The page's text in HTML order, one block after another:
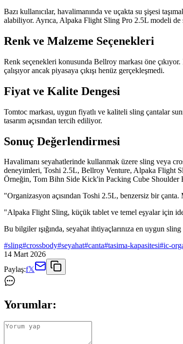
Bazı kullanıcılar, havalimanında ve uçakta su şişesi
alabiliyor. Ayrıca, Alpaka Flight Sling Pro 2.5L modeli de
Renk ve Malzeme Seçenekleri
Renk seçenekleri konusunda Bellroy markası öne
çalışıyor ancak piyasaya çıkışı henüz gerçekleşmedi.
Fiyat ve Kalite Dengesi
Tomtoc markası, uygun fiyatlı ve kaliteli sling çantalar
tasarım açısından tercih ediliyor.
Sonuç Değerlendirmesi
Havalimanı seyahatlerinde kullanmak üzere sling veya
deneyimleri, Toshi 2.5L, Bellroy Venture, Alpaka Flight
Örneğin, Tom Bihn Side Kick'in Packing Cube Shoulder
"Organizasyon açısından Toshi 2.5L, benzersiz bir
"Alpaka Flight Sling, küçük tablet ve temel eşyalar için
Bu bilgiler ışığında, seyahat ihtiyaçlarınıza en uygun
#sling#crossbody#seyahat#canta#tasima-kapasitesi#ic-
14 Mart 2026
Paylaş:f𝕏
Yorumlar: